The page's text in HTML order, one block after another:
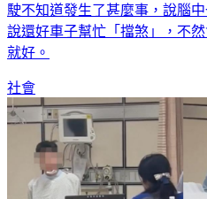
駛不知道發生了甚麼事，說腦
說還好車子幫忙「擋煞」，不
就好。
社會